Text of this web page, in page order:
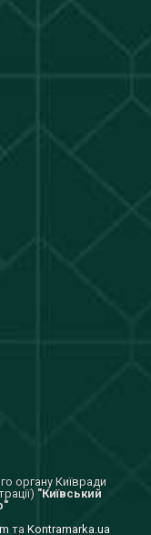
органу Київради
"Київський
та Kontramarka.ua